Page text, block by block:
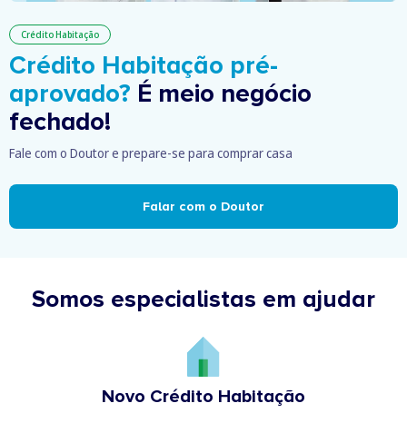
Crédito Habitação
Crédito Habitação pré-
aprovado? É meio negócio
fechado!
Fale com o Doutor e prepare-se para comprar casa
Falar com o Doutor
Somos especialistas em ajudar
Novo Crédito Habitação